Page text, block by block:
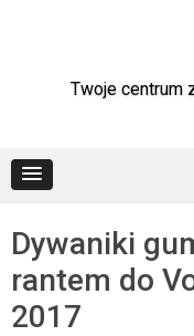
Twoje centrum
Dywaniki
rantem do
2017